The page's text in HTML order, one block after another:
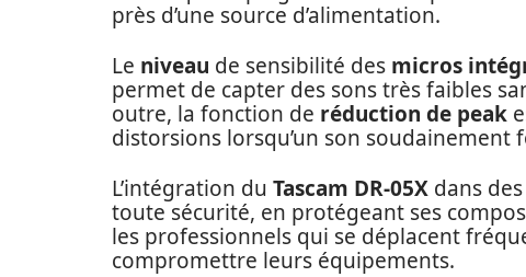
près d’une source d’alimentation.
Le niveau de sensibilité des micros
permet de capter des sons très faibles
outre, la fonction de réduction de peak
distorsions lorsqu’un son soudainement
L’intégration du Tascam DR-05X dans des
toute sécurité, en protégeant ses
les professionnels qui se déplacent
compromettre leurs équipements.